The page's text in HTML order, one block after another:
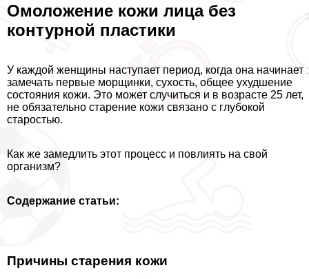
Омоложение кожи лица без
контурной пластики
У каждой женщины наступает период, когда она начинает
замечать первые морщинки, сухость, общее ухудшение
состояния кожи. Это может случиться и в возрасте 25 лет,
не обязательно старение кожи связано с глубокой
старостью.
Как же замедлить этот процесс и повлиять на свой
организм?
Содержание статьи:
Причины старения кожи